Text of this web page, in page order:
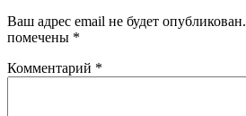
Ваш адрес email не будет опубликован.
помечены *
Комментарий *